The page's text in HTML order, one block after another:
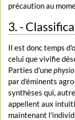
précaution au
3. -
Il est donc temps
celui que vivifie
Parties d'une
par d'éminents
synthèses qui,
appellent aux
maintenant